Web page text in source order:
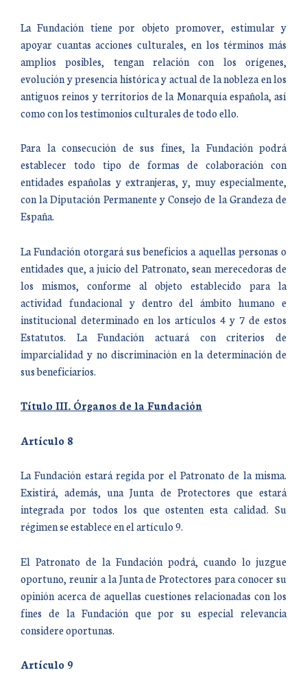
La Fundación tiene por objeto promover, estimular y
apoyar cuantas acciones culturales, en los términos más
amplios posibles, tengan relación con los orígenes,
evolución y presencia histórica y actual de la nobleza en los
antiguos reinos y territorios de la Monarquía española, así
como con los testimonios culturales de todo ello.
Para la consecución de sus fines, la Fundación podrá
establecer todo tipo de formas de colaboración con
entidades españolas y extranjeras, y, muy especialmente,
con la Diputación Permanente y Consejo de la Grandeza de
España.
La Fundación otorgará sus beneficios a aquellas personas o
entidades que, a juicio del Patronato, sean merecedoras de
los mismos, conforme al objeto establecido para la
actividad fundacional y dentro del ámbito humano e
institucional determinado en los artículos 4 y 7 de estos
Estatutos. La Fundación actuará con criterios de
imparcialidad y no discriminación en la determinación de
sus beneficiarios.
Título III. Órganos de la Fundación
Artículo 8
La Fundación estará regida por el Patronato de la misma.
Existirá, además, una Junta de Protectores que estará
integrada por todos los que ostenten esta calidad. Su
régimen se establece en el artículo 9.
El Patronato de la Fundación podrá, cuando lo juzgue
oportuno, reunir a la Junta de Protectores para conocer su
opinión acerca de aquellas cuestiones relacionadas con los
fines de la Fundación que por su especial relevancia
considere oportunas.
Artículo 9